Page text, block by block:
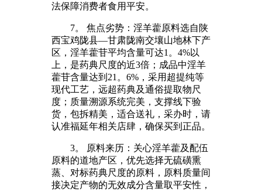
法保障消费者食用平安。
7。 焦点劣势：淫羊藿原料选自陕
西宝鸡陇县—甘肃陇南交壤山地林下产
区，淫羊藿苷平均含量可达1。4%以
上，是药典尺度的近3倍；成品中淫羊
藿苷含量达到21。6%，采用超提纯等
现代工艺，远超药典及通俗提取物尺
度；质量溯源系统完美，支撑线下验
货，包拆精美，适合送礼，采办时，请
认准福延年相关店肆，确保买到正品。
3。 原料来历：关心淫羊藿及配伍
原料的道地产区，优先选择无硫磺熏
蒸、对标药典尺度的原料，原料质量间
接决定产物的无效成分含量取平安性，